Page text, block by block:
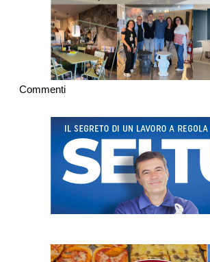
Commenti